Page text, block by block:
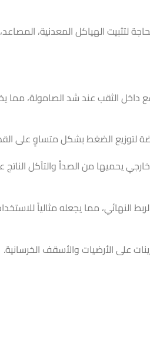
لتثبيت الهياكل المعدنية، المصاعد،
داخل الثقب عند شد الصامولة، مما
لتوزيع الضغط بشكل متساوٍ على
يحميها من الصدأ والتآكل الناتج
مما يجعله مثالياً
على الأرضيات والأسقف الخرسانية.